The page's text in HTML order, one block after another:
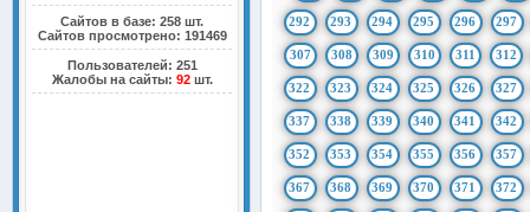
Сайтов в базе: 258 шт.
Сайтов просмотрено: 191469
Пользователей: 251
Жалобы на сайты: 92шт.
292 293 294 295 296 297
307 308 309 310 311 312
322 323 324 325 326 327
337 338 339 340 341 342
352 353 354 355 356 357
367 368 369 370 371 372